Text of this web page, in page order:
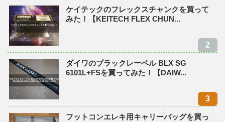
ケイテックのフレックスチャンクを買って
みた！【KEITECH FLEX CHUN...
ダイワのブラックレーベル BLX SG
6101L+FSを買ってみた！【DAIW...
フットコンエレキ用キャリーバッグを買っ